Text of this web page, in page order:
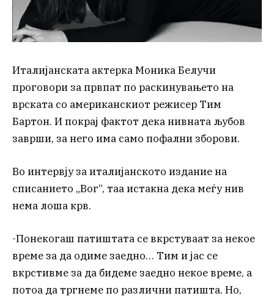
Италијанската актерка Моника Белучи
проговори за првпат по раскинувањето на
врската со американскиот режисер Тим
Бартон. И покрај фактот дека нивната љубов
заврши, за него има само пофални зборови.
Во интервју за италијанското издание на
списанието „Вог“, таа истакна дека меѓу нив
нема лоша крв.
-Понекогаш патиштата се вкрстуваат за некое
време за да одиме заедно… Тим и јас се
вкрстивме за да бидеме заедно некое време, а
потоа да тргнеме по различни патишта. Но,